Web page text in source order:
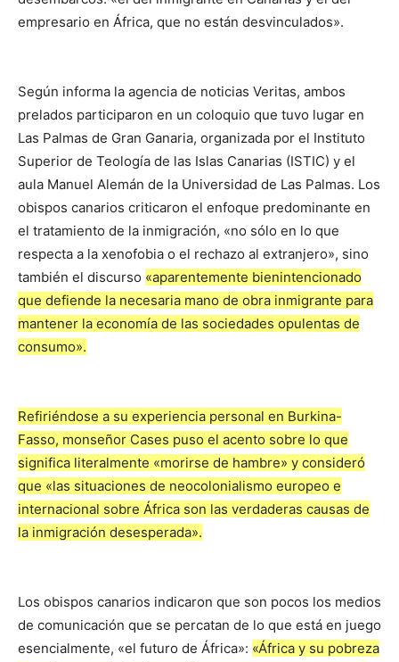
empresario en África, que no están desvinculados».
Según informa la agencia de noticias Veritas, ambos
prelados participaron en un coloquio que tuvo lugar en
Las Palmas de Gran Ganaria, organizada por el Instituto
Superior de Teología de las Islas Canarias (ISTIC) y el
aula Manuel Alemán de la Universidad de Las Palmas. Los
obispos canarios criticaron el enfoque predominante en
el tratamiento de la inmigración, «no sólo en lo que
respecta a la xenofobia o el rechazo al extranjero», sino
también el discurso «aparentemente bienintencionado
que defiende la necesaria mano de obra inmigrante para
mantener la economía de las sociedades opulentas de
consumo».
Refiriéndose a su experiencia personal en Burkina-
Fasso, monseñor Cases puso el acento sobre lo que
significa literalmente «morirse de hambre» y consideró
que «las situaciones de neocolonialismo europeo e
internacional sobre África son las verdaderas causas de
la inmigración desesperada».
Los obispos canarios indicaron que son pocos los medios
de comunicación que se percatan de lo que está en juego
esencialmente, «el futuro de África»: «África y su pobreza